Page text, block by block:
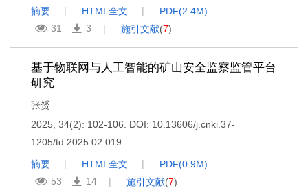
摘要
HTML全文 PDF(2.4M)
施引文献(7)
31 3
基于物联网与人工智能的矿山安全监察监管平台
研究
张赟
2025, 34(2): 102-106.
DOI: 10.13606/j.cnki.37-
1205/td.2025.02.019
摘要
HTML全文 PDF(0.9M)
施引文献(7)
53 14